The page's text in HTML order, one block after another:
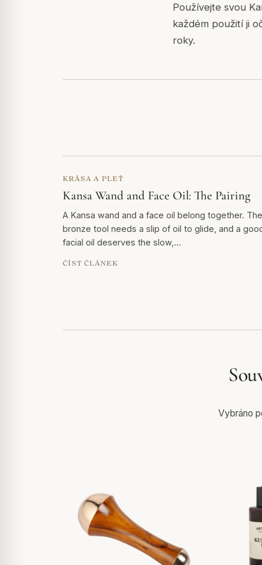
Používejte svou
každém použití ji
roky.
KRÁSA A PLEŤ
Kansa Wand and Face Oil: The Pairing
A Kansa wand and a face oil belong together. The
bronze tool needs a slip of oil to glide, and a
facial oil deserves the slow,…
ČÍST ČLÁNEK
Vybráno